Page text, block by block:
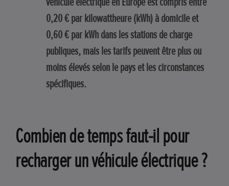
0,20 € par kilowattheure (kWh) à domicile et
0,60 € par kWh dans les stations de charge
publiques, mais les tarifs peuvent être plus ou
moins élevés selon le pays et les circonstances
spécifiques.
Combien de temps faut-il pour
recharger un véhicule électrique ?